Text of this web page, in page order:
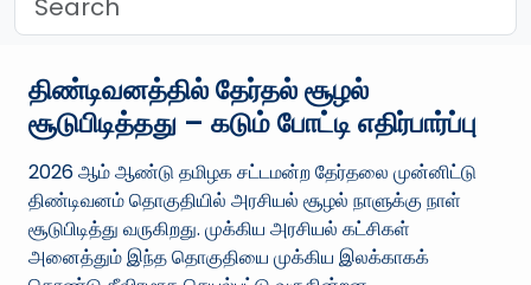
திண்டிவனத்தில் தேர்தல் சூழல்
சூடுபிடித்தது – கடும் போட்டி எதிர்பார்ப்பு
2026 ஆம் ஆண்டு தமிழக சட்டமன்ற தேர்தலை முன்னிட்டு
திண்டிவனம் தொகுதியில் அரசியல் சூழல் நாளுக்கு நாள்
சூடுபிடித்து வருகிறது. முக்கிய அரசியல் கட்சிகள்
அனைத்தும் இந்த தொகுதியை முக்கிய இலக்காகக்